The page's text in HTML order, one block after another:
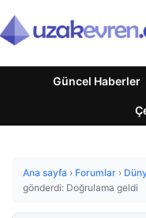
Güncel Haberler
Ana sayfa › Forumlar ›
gönderdi: Doğrulama geldi